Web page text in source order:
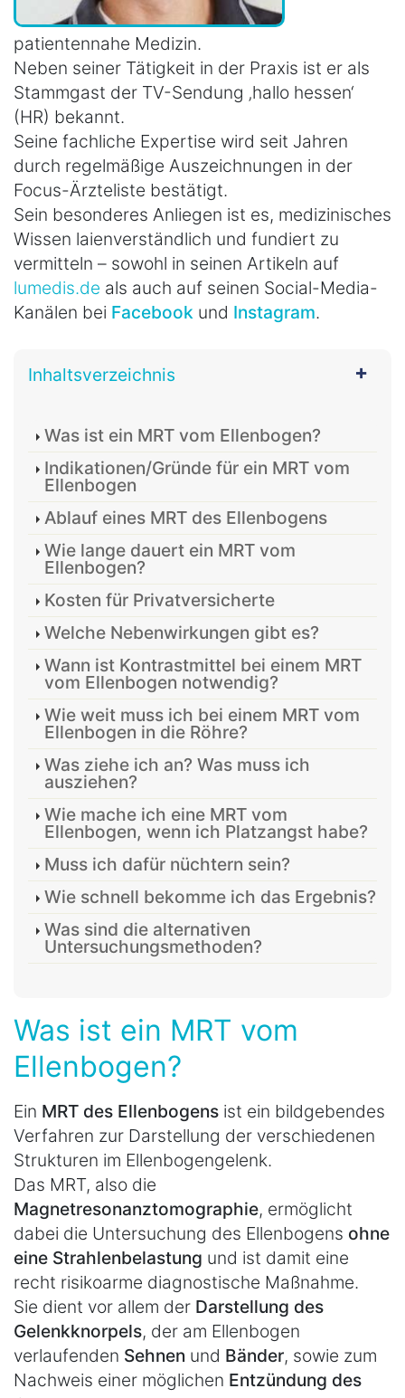
patientennahe Medizin.
Neben seiner Tätigkeit in der Praxis ist er als
Stammgast der TV-Sendung ‚hallo hessen‘
(HR) bekannt.
Seine fachliche Expertise wird seit Jahren
durch regelmäßige Auszeichnungen in der
Focus-Ärzteliste bestätigt.
Sein besonderes Anliegen ist es, medizinisches
Wissen laienverständlich und fundiert zu
vermitteln – sowohl in seinen Artikeln auf
lumedis.de als auch auf seinen Social-Media-
Kanälen bei Facebook und Instagram.
Inhaltsverzeichnis
Was ist ein MRT vom Ellenbogen?
Indikationen/Gründe für ein MRT vom
Ellenbogen
Ablauf eines MRT des Ellenbogens
Wie lange dauert ein MRT vom
Ellenbogen?
Kosten für Privatversicherte
Welche Nebenwirkungen gibt es?
Wann ist Kontrastmittel bei einem MRT
vom Ellenbogen notwendig?
Wie weit muss ich bei einem MRT vom
Ellenbogen in die Röhre?
Was ziehe ich an? Was muss ich
ausziehen?
Wie mache ich eine MRT vom
Ellenbogen, wenn ich Platzangst habe?
Muss ich dafür nüchtern sein?
Wie schnell bekomme ich das Ergebnis?
Was sind die alternativen
Untersuchungsmethoden?
Was ist ein MRT vom
Ellenbogen?
Ein MRT des Ellenbogens ist ein bildgebendes
Verfahren zur Darstellung der verschiedenen
Strukturen im Ellenbogengelenk.
Das MRT, also die
Magnetresonanztomographie, ermöglicht
dabei die Untersuchung des Ellenbogens ohne
eine Strahlenbelastung und ist damit eine
recht risikoarme diagnostische Maßnahme.
Sie dient vor allem der Darstellung des
Gelenkknorpels, der am Ellenbogen
verlaufenden Sehnen und Bänder, sowie zum
Nachweis einer möglichen Entzündung des